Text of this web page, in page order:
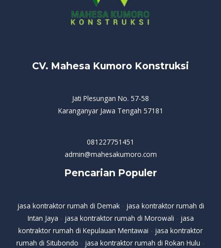
CV. Mahesa Kumoro Konstruksi
Jati Plesungan No. 57-58
Karanganyar Jawa Tengah 57181
081227751451
admin@mahesakumoro.com
Pencarian Populer
jasa kontraktor rumah di Demak- jasa kontraktor rumah di
Intan Jaya - jasa kontraktor rumah di Morowali - jasa
kontraktor rumah di Kepulauan Mentawai - jasa kontraktor
rumah di Situbondo - jasa kontraktor rumah di Rokan Hulu -